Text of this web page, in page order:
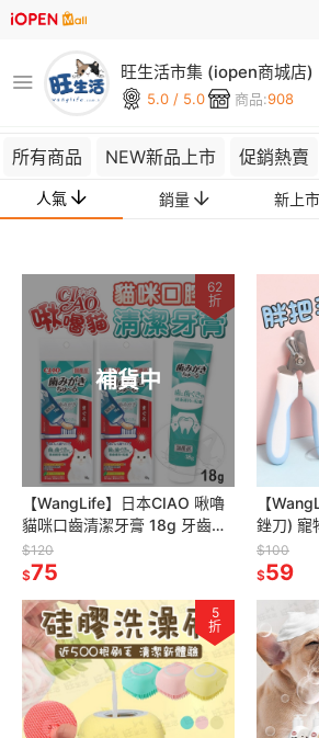
旺生活市集 (iopen商城店)
5.0 / 5.0 商品:908
所有商品 NEW新品上市 促銷熱賣
人氣 銷量 新上市
補貨中
62
折
【WangLife】日本CIAO 啾嚕
貓咪口齒清潔牙膏 18g 牙齒清
潔 貓肉泥 牙膏肉泥 肉泥膏 貓
潔牙
$120
$75
【
銼刀) 寵
剪指甲
剪
$100
$59
5
折